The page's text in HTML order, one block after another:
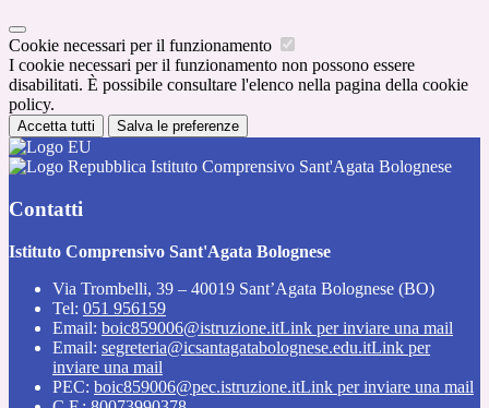
Cookie necessari per il funzionamento
I cookie necessari per il funzionamento non possono essere
disabilitati. È possibile consultare l'elenco nella pagina della cookie
policy.
Accetta tutti Salva le preferenze
Istituto Comprensivo Sant'Agata Bolognese
Contatti
Istituto Comprensivo Sant'Agata Bolognese
Via Trombelli, 39 – 40019 Sant’Agata Bolognese (BO)
Tel: 051 956159
Email: boic859006@istruzione.itLink per inviare una mail
Email: segreteria@icsantagatabolognese.edu.itLink per
inviare una mail
PEC: boic859006@pec.istruzione.itLink per inviare una mail